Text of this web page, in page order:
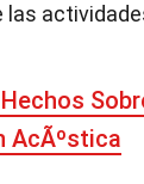
las
AcÃºstica